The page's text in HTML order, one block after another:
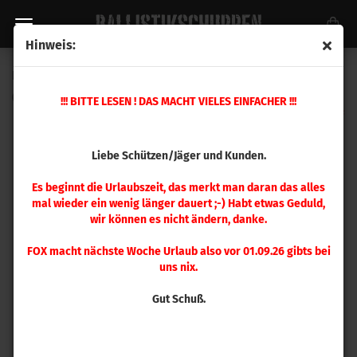
Hinweis:
!!! BITTE LESEN ! DAS MACHT VIELES EINFACHER !!!
Liebe Schützen/Jäger und Kunden.
Es beginnt die Urlaubszeit, das merkt man daran das alles
mal wieder ein wenig länger dauert ;-) Habt etwas Geduld,
wir können es nicht ändern, danke.
FOX macht nächste Woche Urlaub also vor 01.09.26 gibts bei
uns nix.
Gut Schuß.
27402)